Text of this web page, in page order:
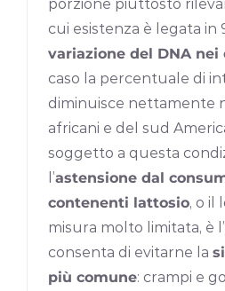
porzione piuttosto
cui esistenza è legata in
variazione del DNA nei
caso la percentuale di
diminuisce nettamente
africani e del sud
soggetto a questa
l’astensione dal
contenenti lattosio, o il
misura molto limitata, è
consenta di evitarne la
più comune: crampi e